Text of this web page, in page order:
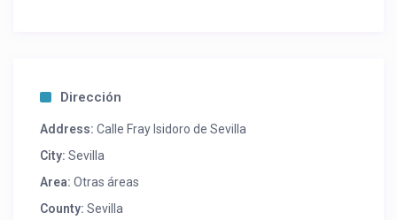
Dirección
Address: Calle Fray Isidoro de Sevilla
City: Sevilla
Area: Otras áreas
County: Sevilla